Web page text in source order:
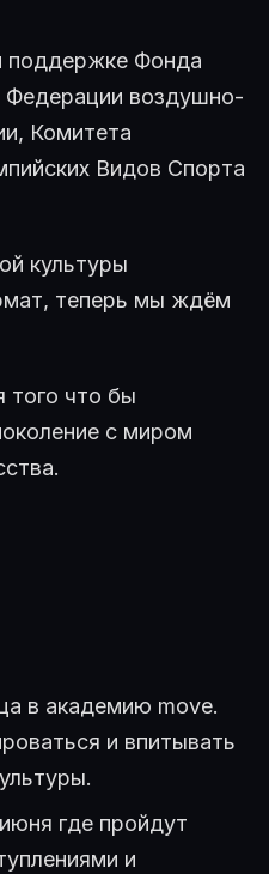
поддержке Фонда
Федерации воздушно-
Комитета
Видов Спорта
культуры
теперь мы ждём
того что бы
с миром
в академию move.
и впитывать
где пройдут
и